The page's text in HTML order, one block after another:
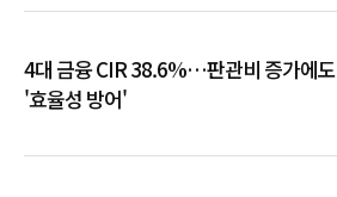
4대 금융 CIR 38.6%…판관비 증가에도
'효율성 방어'